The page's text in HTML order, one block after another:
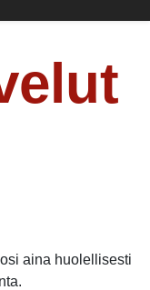
aina huolellisesti